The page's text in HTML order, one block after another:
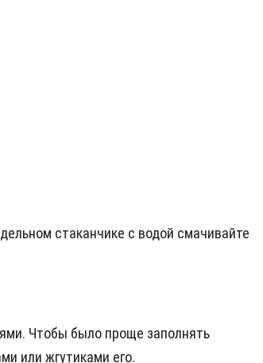
стаканчике с водой смачивайте
Чтобы было проще заполнять
или жгутиками его.